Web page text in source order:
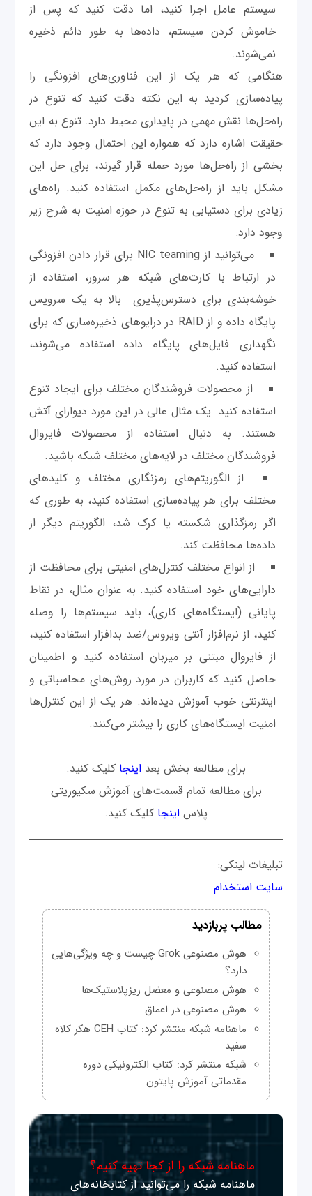
سیستم عامل اجرا کنید، اما دقت کنید که پس از
خاموش کردن سیستم، داده‌ها به طور دائم ذخیره
نمی‌شوند.
هنگامی که هر یک از این فناوری‌های افزونگی را
پیاده‌سازی کردید به این نکته دقت کنید که تنوع در
راه‌حل‌ها نقش مهمی در پایداری محیط دارد. تنوع به این
حقیقت اشاره دارد که همواره این احتمال وجود دارد که
بخشی از راه‌حل‌ها مورد حمله قرار گیرند، برای حل این
مشکل باید از راه‌حل‌های مکمل استفاده کنید. راه‌های
زیادی برای دستیابی به تنوع در حوزه امنیت به شرح زیر
وجود دارد:
می‌توانید از NIC teaming برای قرار دادن افزونگی
در ارتباط با کارت‌های شبکه هر سرور، استفاده از
خوشه‌بندی برای دسترس‌پذیری بالا به یک سرویس
پایگاه داده و از RAID در درایوهای ذخیره‌سازی که برای
نگهداری فایل‌های پایگاه داده استفاده می‌شوند،
استفاده کنید.
از محصولات فروشندگان مختلف برای ایجاد تنوع
استفاده کنید. یک مثال عالی در این مورد دیوارای آتش
هستند. به دنبال استفاده از محصولات فایروال
فروشندگان مختلف در لایه‌های مختلف شبکه باشید.
از الگوریتم‌های رمزنگاری مختلف و کلیدهای
مختلف برای هر پیاده‌سازی استفاده کنید، به طوری که
اگر رمزگذاری شکسته یا کرک شد، الگوریتم دیگر از
داده‌ها محافظت کند.
از انواع مختلف کنترل‌های امنیتی برای محافظت از
دارایی‌های خود استفاده کنید. به عنوان مثال، در نقاط
پایانی (ایستگاه‌های کاری)، باید سیستم‌ها را وصله
کنید، از نرم‌افزار آنتی ویروس/ضد بدافزار استفاده کنید،
از فایروال مبتنی بر میزبان استفاده کنید و اطمینان
حاصل کنید که کاربران در مورد روش‌های محاسباتی و
اینترنتی خوب آموزش دیده‌اند. هر یک از این کنترل‌ها
امنیت ایستگاه‌های کاری را بیشتر می‌کنند.
برای مطالعه بخش بعد اینجا کلیک کنید.
برای مطالعه تمام قسمت‌های آموزش سکیوریتی
پلاس اینجا کلیک کنید.
تبلیغات لینکی:
سایت استخدام
مطالب پربازدید
هوش مصنوعی Grok چیست و چه ویژگی‌هایی
دارد؟
هوش مصنوعی و معضل ریزپلاستیک‌ها
هوش مصنوعی در اعماق
ماهنامه شبکه منتشر کرد: کتاب CEH هکر کلاه
سفید
شبکه منتشر کرد: کتاب الکترونیکی دوره
مقدماتی آموزش پایتون
ماهنامه شبکه را از کجا تهیه کنیم؟
ماهنامه شبکه را می‌توانید از کتابخانه‌های